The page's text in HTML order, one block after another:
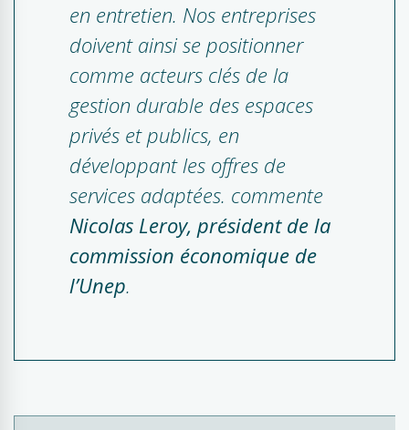
en entretien. Nos entreprises
doivent ainsi se positionner
comme acteurs clés de la
gestion durable des espaces
privés et publics, en
développant les offres de
services adaptées. commente
Nicolas Leroy, président de la
commission économique de
l’Unep.